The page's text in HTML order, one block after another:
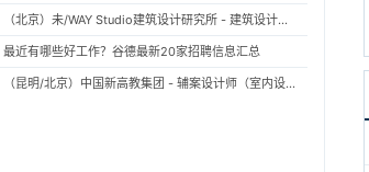
（北京）未/WAY Studio建筑设计研究所 - 建筑设计师 / 助理设计师/初级设计师 / 实习生 / 办公室行政与商务助理
最近有哪些好工作？谷德最新20家招聘信息汇总
（昆明/北京）中国新高教集团 - 辅案设计师（室内设计） / 辅案设计师（景观设计）/ 生活空间组长/教学空间组长 / 平面设计高级经理 / 展陈设计高级经理